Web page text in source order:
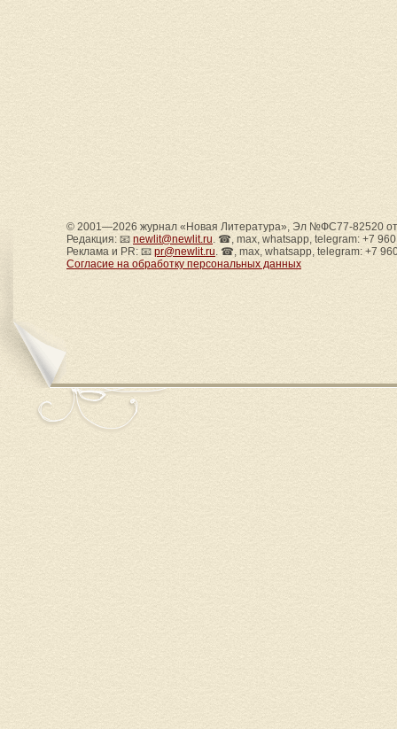
© 2001—2026 журнал «Новая Литература», Эл №ФС77-82520
Редакция: 📧 newlit@newlit.ru. ☎, max, whatsapp, telegram: +7
Реклама и PR: 📧 pr@newlit.ru. ☎, max, whatsapp, telegram: +7
Согласие на обработку персональных данных